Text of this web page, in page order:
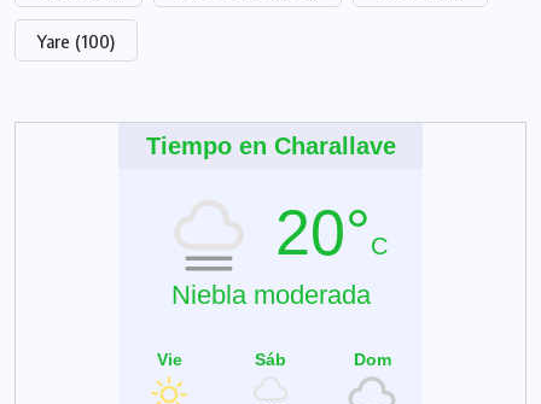
Yare (100)
Tiempo en Charallave
20°C
Niebla moderada
Vie Sáb Dom